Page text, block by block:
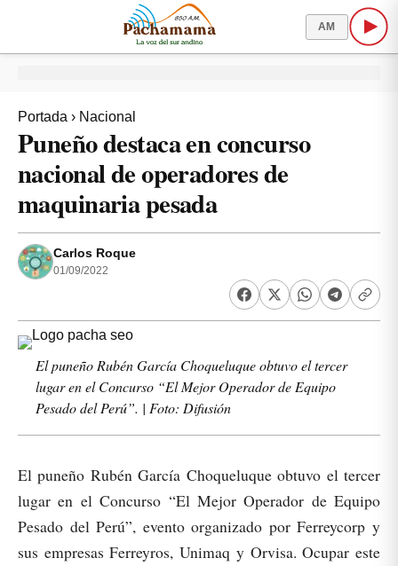
AM
Portada › Nacional
Puneño destaca en concurso
nacional de operadores de
maquinaria pesada
Carlos Roque
01/09/2022
El puneño Rubén García Choqueluque obtuvo el tercer
lugar en el Concurso “El Mejor Operador de Equipo
Pesado del Perú”. | Foto: Difusión
El puneño Rubén García Choqueluque obtuvo el tercer
lugar en el Concurso “El Mejor Operador de Equipo
Pesado del Perú”, evento organizado por Ferreycorp y
sus empresas Ferreyros, Unimaq y Orvisa. Ocupar este